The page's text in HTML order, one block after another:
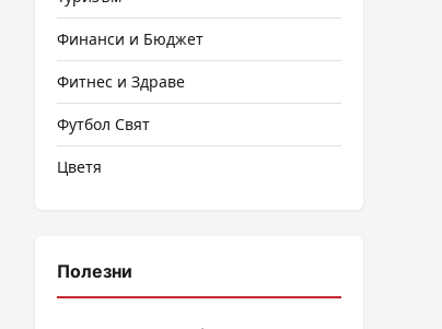
Финанси и Бюджет
Фитнес и Здраве
Футбол Свят
Цветя
Полезни